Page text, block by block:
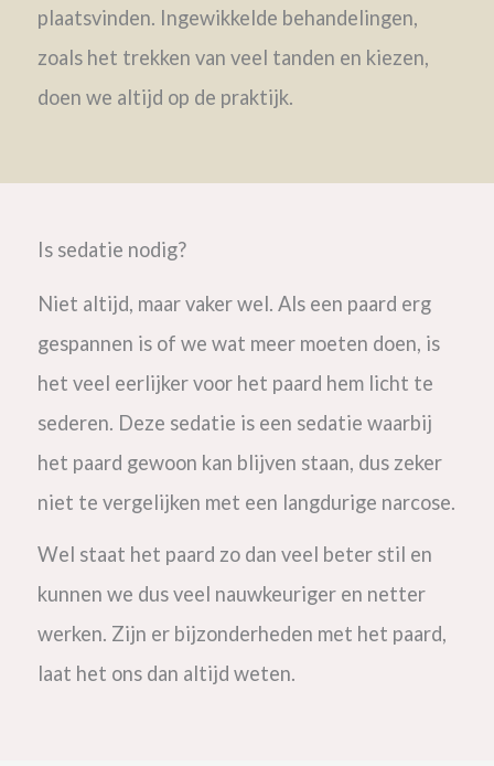
plaatsvinden. Ingewikkelde behandelingen,
zoals het trekken van veel tanden en kiezen,
doen we altijd op de praktijk.
Is sedatie nodig?
Niet altijd, maar vaker wel. Als een paard erg
gespannen is of we wat meer moeten doen, is
het veel eerlijker voor het paard hem licht te
sederen. Deze sedatie is een sedatie waarbij
het paard gewoon kan blijven staan, dus zeker
niet te vergelijken met een langdurige narcose.
Wel staat het paard zo dan veel beter stil en
kunnen we dus veel nauwkeuriger en netter
werken. Zijn er bijzonderheden met het paard,
laat het ons dan altijd weten.